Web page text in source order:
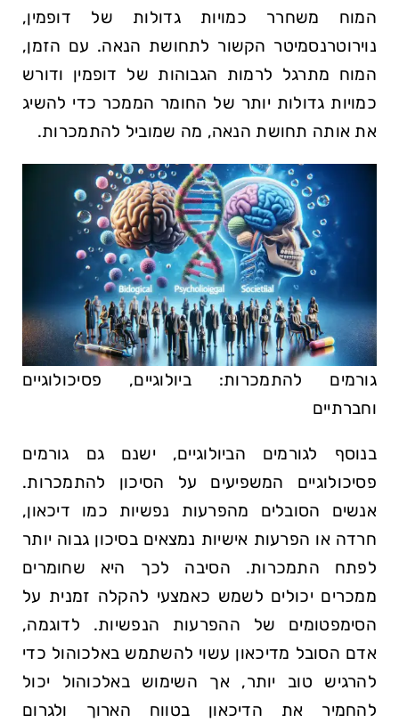
המוח משחרר כמויות גדולות של דופמין,
נוירוטרנסמיטר הקשור לתחושת הנאה. עם הזמן,
המוח מתרגל לרמות הגבוהות של דופמין ודורש
כמויות גדולות יותר של החומר הממכר כדי להשיג
את אותה תחושת הנאה, מה שמוביל להתמכרות.
גורמים להתמכרות: ביולוגיים, פסיכולוגיים
וחברתיים
בנוסף לגורמים הביולוגיים, ישנם גם גורמים
פסיכולוגיים המשפיעים על הסיכון להתמכרות.
אנשים הסובלים מהפרעות נפשיות כמו דיכאון,
חרדה או הפרעות אישיות נמצאים בסיכון גבוה יותר
לפתח התמכרות. הסיבה לכך היא שחומרים
ממכרים יכולים לשמש כאמצעי להקלה זמנית על
הסימפטומים של ההפרעות הנפשיות. לדוגמה,
אדם הסובל מדיכאון עשוי להשתמש באלכוהול כדי
להרגיש טוב יותר, אך השימוש באלכוהול יכול
להחמיר את הדיכאון בטווח הארוך ולגרום